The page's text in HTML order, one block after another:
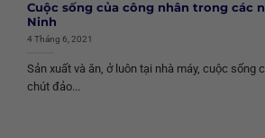
Cuộc sống của công nhân trong các
Ninh
4 Tháng 6, 2021
Sản xuất và ăn, ở luôn tại nhà máy, cuộc sống
chút đảo...